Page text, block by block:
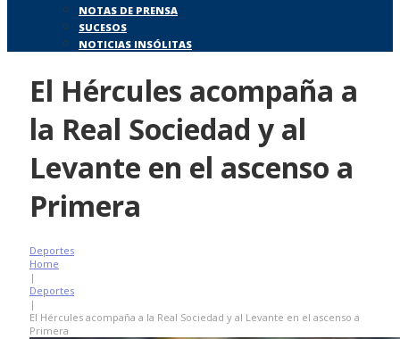
NOTAS DE PRENSA
SUCESOS
NOTICIAS INSÓLITAS
El Hércules acompaña a
la Real Sociedad y al
Levante en el ascenso a
Primera
Deportes
Home
|
Deportes
|
El Hércules acompaña a la Real Sociedad y al Levante en el ascenso a
Primera